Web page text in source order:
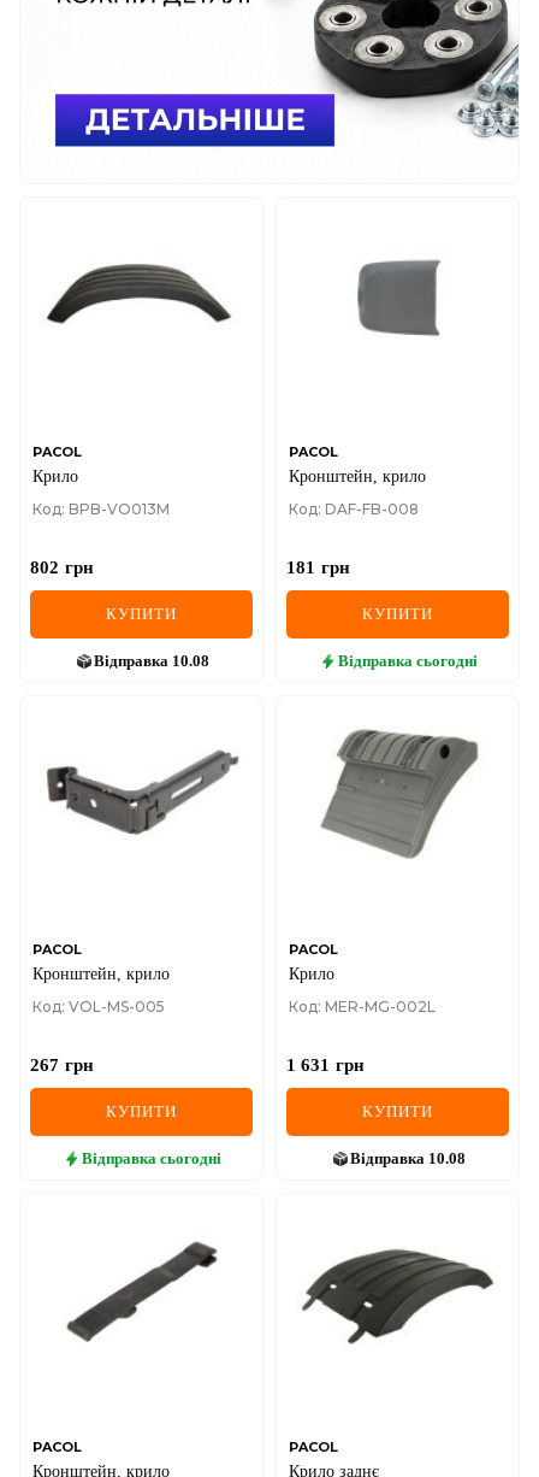
PACOL
Крило
Код: BPB-VO013M
802 грн
КУПИТИ
Відправка 10.08
PACOL
Кронштейн, крило
Код: DAF-FB-008
181 грн
КУПИТИ
Відправка сьогодні
PACOL
Кронштейн, крило
Код: VOL-MS-005
267 грн
КУПИТИ
Відправка сьогодні
PACOL
Крило
Код: MER-MG-002L
1 631 грн
КУПИТИ
Відправка 10.08
PACOL
Кронштейн, крило
PACOL
Крило заднє